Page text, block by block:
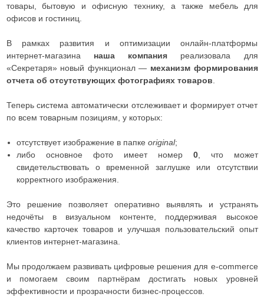
товары, бытовую и офисную технику, а также мебель для
офисов и гостиниц.
В рамках развития и оптимизации онлайн-платформы
интернет-магазина наша компания реализовала для
«Секретаря» новый функционал — механизм формирования
отчета об отсутствующих фотографиях товаров
Теперь система автоматически отслеживает и формирует отчет
по всем товарным позициям, у которых:
отсутствует изображение в папке original;
либо основное фото имеет номер 0, что может
свидетельствовать о временной заглушке или отсутствии
корректного изображения.
Это решение позволяет оперативно выявлять и устранять
недочёты в визуальном контенте, поддерживая высокое
качество карточек товаров и улучшая пользовательский опыт
клиентов интернет-магазина.
Мы продолжаем развивать цифровые решения для e-commerce
и помогаем своим партнёрам достигать новых уровней
эффективности и прозрачности бизнес-процессов.